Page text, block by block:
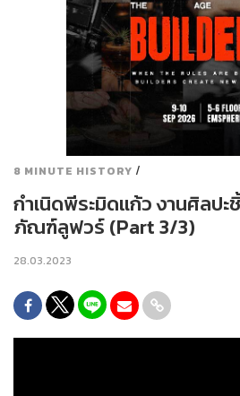
8 MINUTE HISTORY /
กำเนิดพีระมิดแก้ว งานศิลป
ภัณฑ์ลูฟวร์ (Part 3/3)
28.03.2023